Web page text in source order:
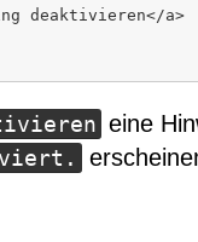
eine